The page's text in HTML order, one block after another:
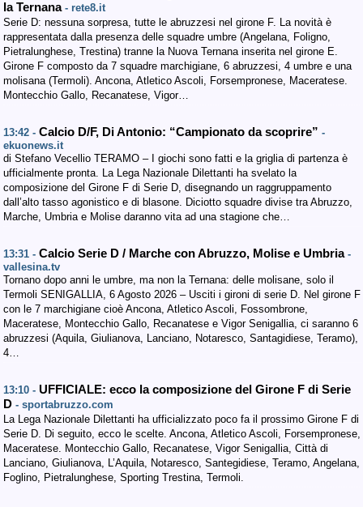
la Ternana - rete8.it
Serie D: nessuna sorpresa, tutte le abruzzesi nel girone F. La novità è
rappresentata dalla presenza delle squadre umbre (Angelana, Foligno,
Pietralunghese, Trestina) tranne la Nuova Ternana inserita nel girone E.
Girone F composto da 7 squadre marchigiane, 6 abruzzesi, 4 umbre e una
molisana (Termoli). Ancona, Atletico Ascoli, Forsempronese, Maceratese.
Montecchio Gallo, Recanatese, Vigor…
13:42 - Calcio D/F, Di Antonio: “Campionato da scoprire” -
ekuonews.it
di Stefano Vecellio TERAMO – I giochi sono fatti e la griglia di partenza è
ufficialmente pronta. La Lega Nazionale Dilettanti ha svelato la
composizione del Girone F di Serie D, disegnando un raggruppamento
dall’alto tasso agonistico e di blasone. Diciotto squadre divise tra Abruzzo,
Marche, Umbria e Molise daranno vita ad una stagione che…
13:31 - Calcio Serie D / Marche con Abruzzo, Molise e Umbria -
vallesina.tv
Tornano dopo anni le umbre, ma non la Ternana: delle molisane, solo il
Termoli SENIGALLIA, 6 Agosto 2026 – Usciti i gironi di serie D. Nel girone F
con le 7 marchigiane cioè Ancona, Atletico Ascoli, Fossombrone,
Maceratese, Montecchio Gallo, Recanatese e Vigor Senigallia, ci saranno 6
abruzzesi (Aquila, Giulianova, Lanciano, Notaresco, Santagidiese, Teramo),
4…
13:10 - UFFICIALE: ecco la composizione del Girone F di Serie
D - sportabruzzo.com
La Lega Nazionale Dilettanti ha ufficializzato poco fa il prossimo Girone F di
Serie D. Di seguito, ecco le scelte. Ancona, Atletico Ascoli, Forsempronese,
Maceratese. Montecchio Gallo, Recanatese, Vigor Senigallia, Città di
Lanciano, Giulianova, L’Aquila, Notaresco, Santegidiese, Teramo, Angelana,
Foglino, Pietralunghese, Sporting Trestina, Termoli.